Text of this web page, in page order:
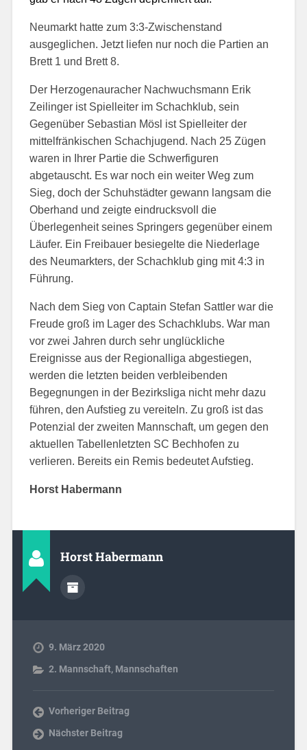
Neumarkt hatte zum 3:3-Zwischenstand
ausgeglichen. Jetzt liefen nur noch die Partien an
Brett 1 und Brett 8.
Der Herzogenauracher Nachwuchsmann Erik
Zeilinger ist Spielleiter im Schachklub, sein
Gegenüber Sebastian Mösl ist Spielleiter der
mittelfränkischen Schachjugend. Nach 25 Zügen
waren in Ihrer Partie die Schwerfiguren
abgetauscht. Es war noch ein weiter Weg zum
Sieg, doch der Schuhstädter gewann langsam die
Oberhand und zeigte eindrucksvoll die
Überlegenheit seines Springers gegenüber einem
Läufer. Ein Freibauer besiegelte die Niederlage
des Neumarkters, der Schachklub ging mit 4:3 in
Führung.
Nach dem Sieg von Captain Stefan Sattler war die
Freude groß im Lager des Schachklubs. War man
vor zwei Jahren durch sehr unglückliche
Ereignisse aus der Regionalliga abgestiegen,
werden die letzten beiden verbleibenden
Begegnungen in der Bezirksliga nicht mehr dazu
führen, den Aufstieg zu vereiteln. Zu groß ist das
Potenzial der zweiten Mannschaft, um gegen den
aktuellen Tabellenletzten SC Bechhofen zu
verlieren. Bereits ein Remis bedeutet Aufstieg.
Horst Habermann
Horst Habermann
9. März 2020
2. Mannschaft, Mannschaften
Vorheriger Beitrag
Nächster Beitrag